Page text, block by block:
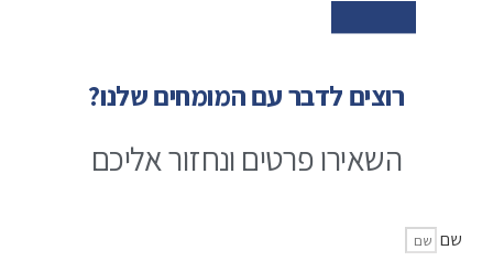
רוצים לדבר עם המומחים שלנו?
השאירו פרטים ונחזור אליכם
שם